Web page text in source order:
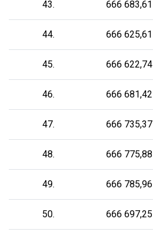
43. 666 683,61
44. 666 625,61
45. 666 622,74
46. 666 681,42
47. 666 735,37
48. 666 775,88
49. 666 785,96
50. 666 697,25